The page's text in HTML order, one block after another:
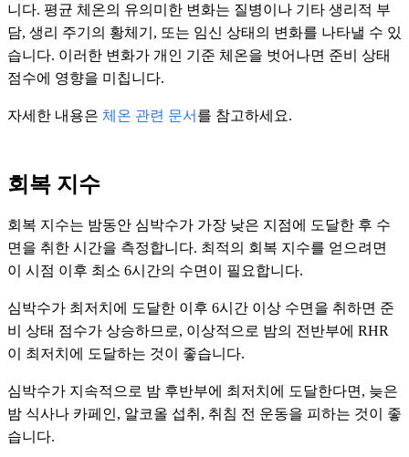
니다. 평균 체온의 유의미한 변화는 질병이나 기타 생리적 부
담, 생리 주기의 황체기, 또는 임신 상태의 변화를 나타낼 수 있
습니다. 이러한 변화가 개인 기준 체온을 벗어나면 준비 상태
점수에 영향을 미칩니다.
자세한 내용은 체온 관련 문서 를 참고하세요.
회복 지수
회복 지수는 밤동안 심박수가 가장 낮은 지점에 도달한 후 수
면을 취한 시간을 측정합니다. 최적의 회복 지수를 얻으려면
이 시점 이후 최소 6시간의 수면이 필요합니다.
심박수가 최저치에 도달한 이후 6시간 이상 수면을 취하면 준
비 상태 점수가 상승하므로, 이상적으로 밤의 전반부에 RHR
이 최저치에 도달하는 것이 좋습니다.
심박수가 지속적으로 밤 후반부에 최저치에 도달한다면, 늦은
밤 식사나 카페인, 알코올 섭취, 취침 전 운동을 피하는 것이 좋
습니다.